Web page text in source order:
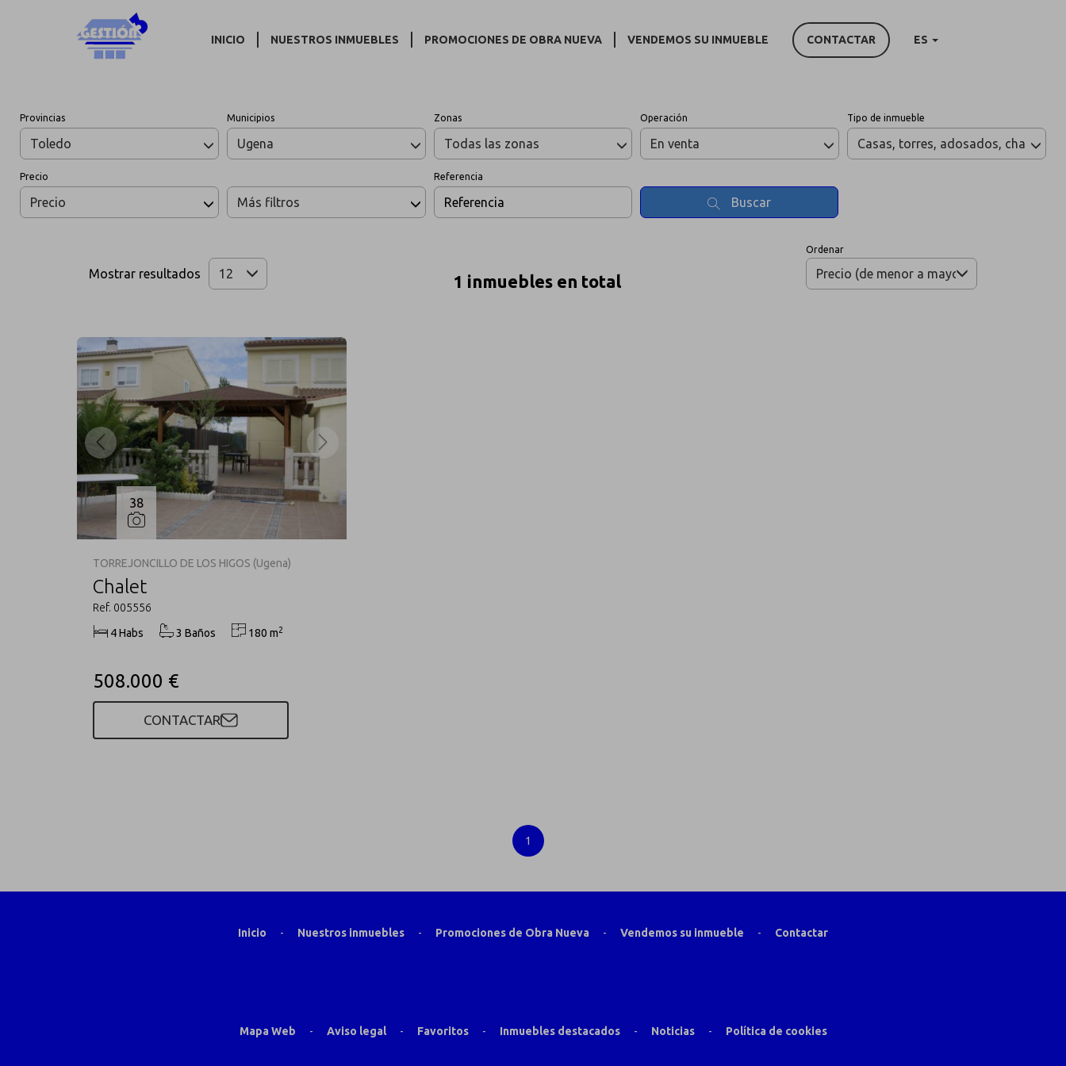
INICIO NUESTROS INMUEBLES PROMOCIONES DE OBRA NUEVA VENDEMOS SU INMUEBLE CONTACTAR ES
Inmuebles en venta en Ugena
Provincias
Toledo
Municipios
Ugena
Zonas
Todas las zonas
Operación
En venta
Tipo de inmueble
Casas, torres, adosados, chalets
Precio
Precio Más filtros
Referencia
Buscar
1 inmuebles en total
Ordenar
Precio (de menor a mayor)
Mostrar resultados 12
38
TORREJONCILLO DE LOS HIGOS (Ugena)
Chalet
Ref. 005556
4 Habs
3 Baños 180 m2
508.000 €
CONTACTAR
1
Inicio - Nuestros inmuebles - Promociones de Obra Nueva - Vendemos su inmueble - Contactar
Mapa Web - Aviso legal - Favoritos - Inmuebles destacados - Noticias - Política de cookies